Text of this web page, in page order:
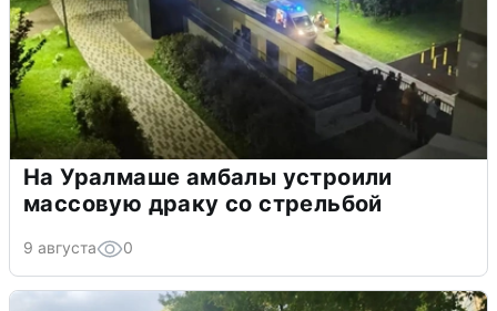
На Уралмаше амбалы устроили
массовую драку со стрельбой
9 августа 0